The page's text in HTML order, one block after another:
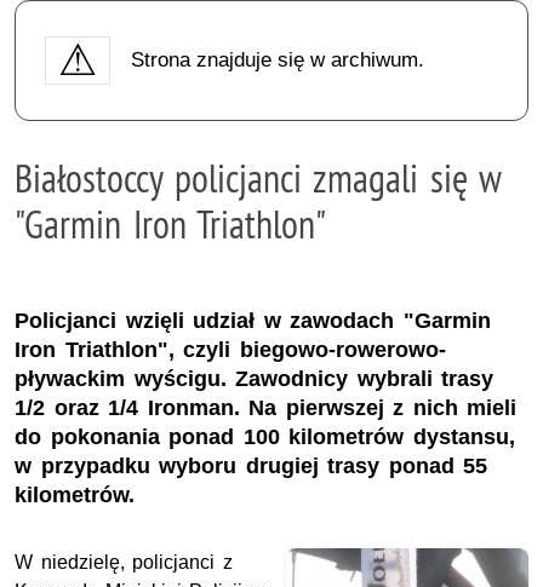
Strona znajduje się w archiwum.
Białostoccy policjanci zmagali się w
"Garmin Iron Triathlon"
Policjanci wzięli udział w zawodach "Garmin
Iron Triathlon", czyli biegowo-rowerowo-
pływackim wyścigu. Zawodnicy wybrali trasy
1/2 oraz 1/4 Ironman. Na pierwszej z nich mieli
do pokonania ponad 100 kilometrów dystansu,
w przypadku wyboru drugiej trasy ponad 55
kilometrów.
W niedzielę, policjanci z